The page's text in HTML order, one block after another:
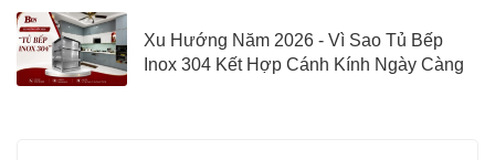
Xu Hướng Năm 2026 - Vì Sao Tủ Bếp
Inox 304 Kết Hợp Cánh Kính Ngày Càng